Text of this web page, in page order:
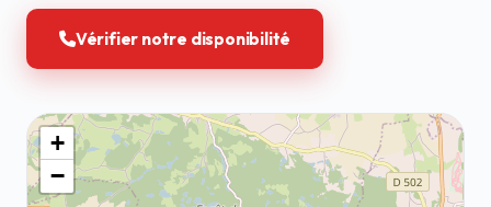
Vérifier notre disponibilité
+
−